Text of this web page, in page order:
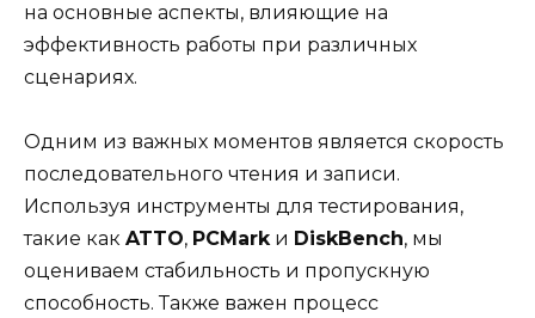
на основные аспекты, влияющие на
эффективность работы при различных
сценариях.
Одним из важных моментов является скорость
последовательного чтения и записи.
Используя инструменты для тестирования,
такие как ATTO, PCMarkи DiskBench, мы
оцениваем стабильность и пропускную
способность. Также важен процесс